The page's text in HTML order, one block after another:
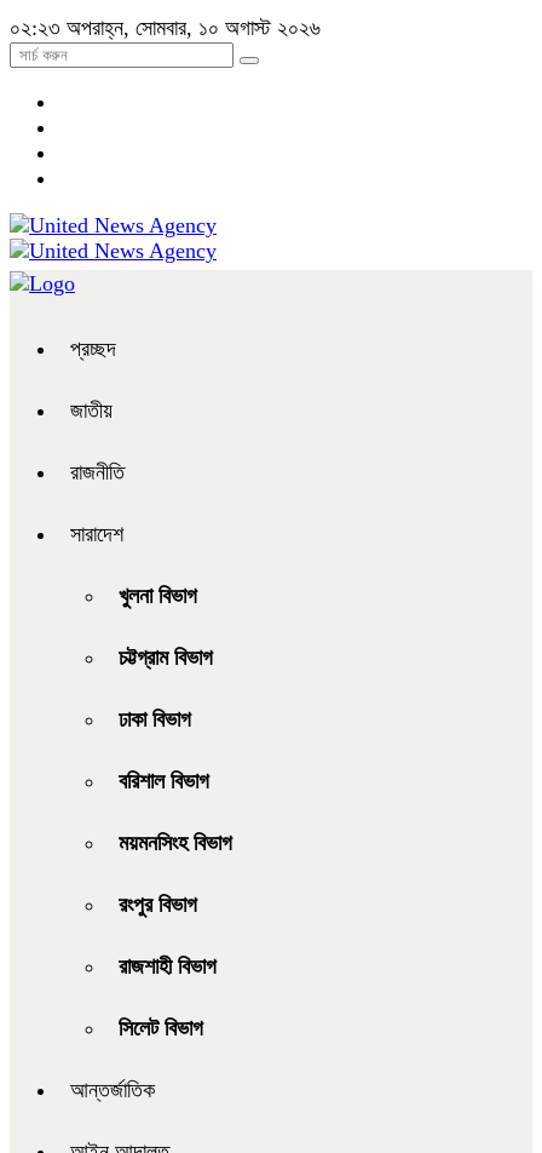
০২:২৩ অপরাহ্ন, সোমবার, ১০ অগাস্ট ২০২৬
প্রচ্ছদ
জাতীয়
রাজনীতি
সারাদেশ
খুলনা বিভাগ
চট্টগ্রাম বিভাগ
ঢাকা বিভাগ
বরিশাল বিভাগ
ময়মনসিংহ বিভাগ
রংপুর বিভাগ
রাজশাহী বিভাগ
সিলেট বিভাগ
আন্তর্জাতিক